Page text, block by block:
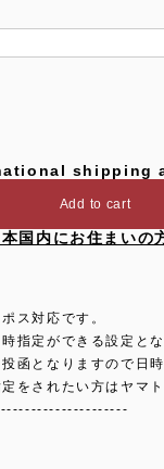
shipping
Add to cart
本国内にお住まいの
ス対応です。
指定ができる設定とな
函となりますので日
をされたい方はヤマ